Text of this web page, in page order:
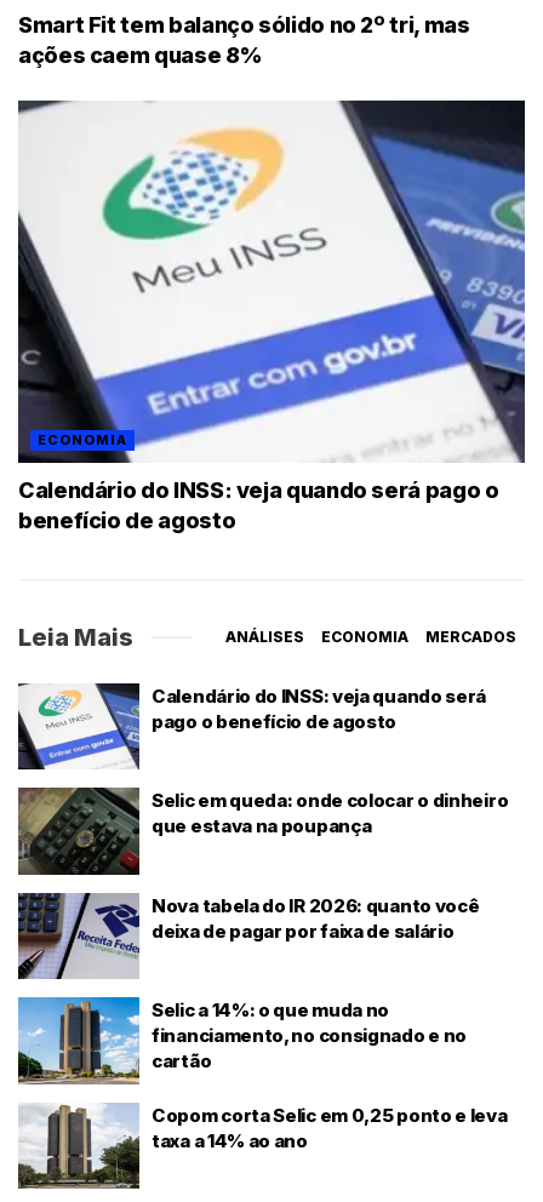
Smart Fit tem balanço sólido no 2º tri, mas
ações caem quase 8%
ECONOMIA
Calendário do INSS: veja quando será pago o
benefício de agosto
Leia Mais ANÁLISES ECONOMIA MERCADOS
Calendário do INSS: veja quando será
pago o benefício de agosto
Selic em queda: onde colocar o dinheiro
que estava na poupança
Nova tabela do IR 2026: quanto você
deixa de pagar por faixa de salário
Selic a 14%: o que muda no
financiamento, no consignado e no
cartão
Copom corta Selic em 0,25 ponto e leva
taxa a 14% ao ano